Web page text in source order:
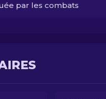
par les combats